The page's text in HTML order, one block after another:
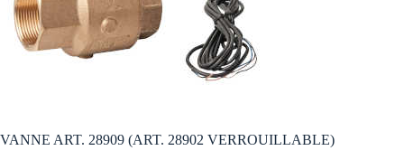
VANNE ART. 28909 (ART. 28902 VERROUILLABLE)